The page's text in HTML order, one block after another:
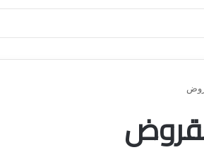
المنورة: حلول مالية مرنة تلبي احتياجاتك بأسلوب